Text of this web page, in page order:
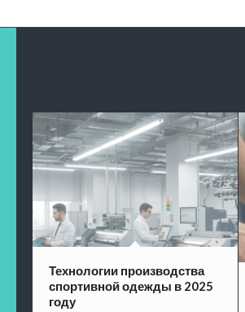
Технологии производства
спортивной одежды в 2025
году